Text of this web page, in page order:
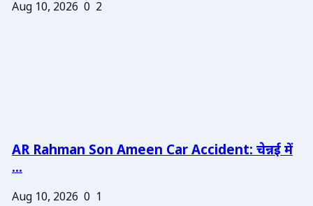
Aug 10, 2026 0 2
AR Rahman Son Ameen Car Accident: चेन्नई में
...
Aug 10, 2026 0 1